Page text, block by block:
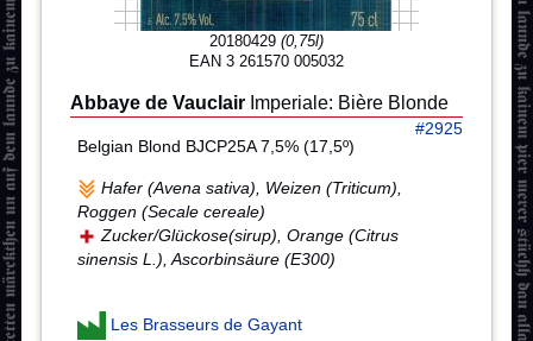
20180429 (0,75l)
EAN 3 261570 005032
Abbaye de Vauclair Imperiale: Bière Blonde
#2925
Belgian Blond BJCP25A 7,5% (17,5º)
Hafer (Avena sativa), Weizen (Triticum),
Roggen (Secale cereale)
Zucker/Glückose(sirup), Orange (Citrus
sinensis L.), Ascorbinsäure (E300)
Les Brasseurs de Gayant